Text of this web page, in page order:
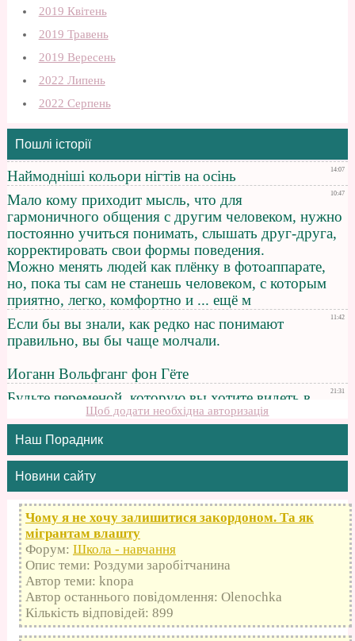
2019 Квітень
2019 Травень
2019 Вересень
2022 Липень
2022 Серпень
Пошлі історії
Щоб додати необхідна авторизація
Наш Порадник
Новини сайту
Чому я не хочу залишитися закордоном. Та як
мігрантам влашту
Форум: Школа - навчання
Опис теми: Роздуми заробітчанина
Автор теми: knopa
Автор останнього повідомлення: Olenochka
Кількість відповідей: 899